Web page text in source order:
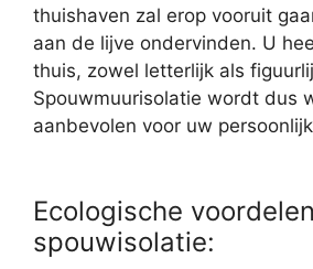
thuishaven zal erop vooruit
aan de lijve ondervinden. U
thuis, zowel letterlijk als
Spouwmuurisolatie wordt dus
aanbevolen voor uw
Ecologische voordelen
spouwisolatie: